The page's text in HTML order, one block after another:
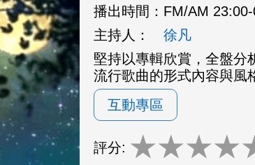
播出時間： FM/AM
主持人：
徐凡
堅持以專輯欣賞，全盤分
流行歌曲的形式內容與風
互動專區
評分: ★★★★